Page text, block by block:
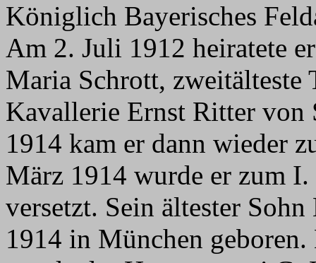
Königlich Bayerisches
Am 2. Juli 1912 heiratete
Maria Schrott, zweitälteste
Kavallerie Ernst Ritter
1914 kam er dann wieder
März 1914 wurde er zum
versetzt. Sein ältester
1914 in München